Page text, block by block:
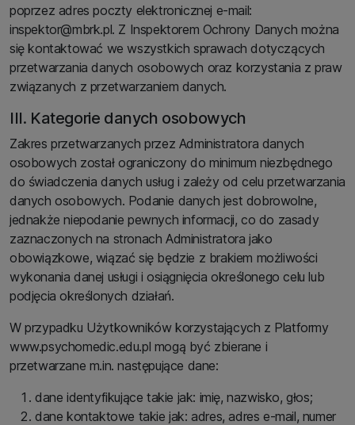
poprzez adres poczty elektronicznej e-mail:
inspektor@mbrk.pl. Z Inspektorem Ochrony Danych można
się kontaktować we wszystkich sprawach dotyczących
przetwarzania danych osobowych oraz korzystania z praw
związanych z przetwarzaniem danych.
III. Kategorie danych osobowych
Zakres przetwarzanych przez Administratora danych
osobowych został ograniczony do minimum niezbędnego
do świadczenia danych usług i zależy od celu przetwarzania
danych osobowych. Podanie danych jest dobrowolne,
jednakże niepodanie pewnych informacji, co do zasady
zaznaczonych na stronach Administratora jako
obowiązkowe, wiązać się będzie z brakiem możliwości
wykonania danej usługi i osiągnięcia określonego celu lub
podjęcia określonych działań.
W przypadku Użytkowników korzystających z Platformy
www.psychomedic.edu.pl mogą być zbierane i
przetwarzane m.in. następujące dane:
dane identyfikujące takie jak: imię, nazwisko, głos;
dane kontaktowe takie jak: adres, adres e-mail, numer